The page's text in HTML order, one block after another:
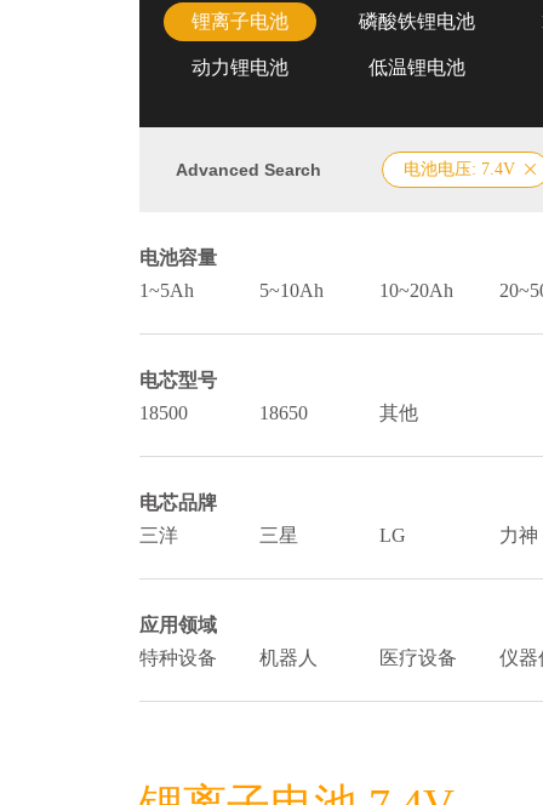
锂离子电池 磷酸铁锂电池
动力锂电池 低温锂电池
Advanced Search 电池电压: 7.4V
电池容量
1~5Ah
5~10Ah 10~20Ah
电芯型号
18500
18650 其他
电芯品牌
三洋
三星 LG 力神
应用领域
特种设备
机器人 医疗设备 仪器